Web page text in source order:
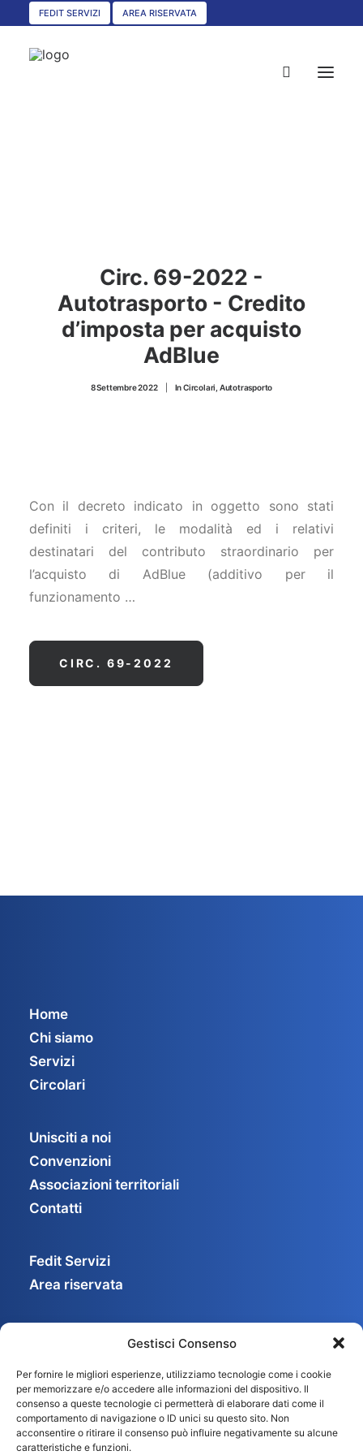
Gestisci Consenso
Per fornire le migliori esperienze, utilizziamo tecnologie come i cookie
per memorizzare e/o accedere alle informazioni del dispositivo. Il
consenso a queste tecnologie ci permetterà di elaborare dati come il
comportamento di navigazione o ID unici su questo sito. Non
acconsentire o ritirare il consenso può influire negativamente su alcune
caratteristiche e funzioni.
FEDIT SERVIZI AREA RISERVATA
UNISCITI A NOI
CONVENZIONI
ASSOCIAZIONI TERRITORIALI
Circ. 69-2022 -
Autotrasporto - Credito
d’imposta per acquisto
AdBlue
8 Settembre 2022 InCircolari Autotrasporto
Con il decreto indicato in oggetto sono stati
definiti i criteri, le modalità ed i relativi
destinatari del contributo straordinario per
l’acquisto di AdBlue (additivo per il
funzionamento …
CIRC. 69-2022
Home
Chi siamo
Servizi
Circolari
Unisciti a noi
Convenzioni
Associazioni territoriali
Contatti
Fedit Servizi
Area riservata
Cookie Policy
Gestisci consenso